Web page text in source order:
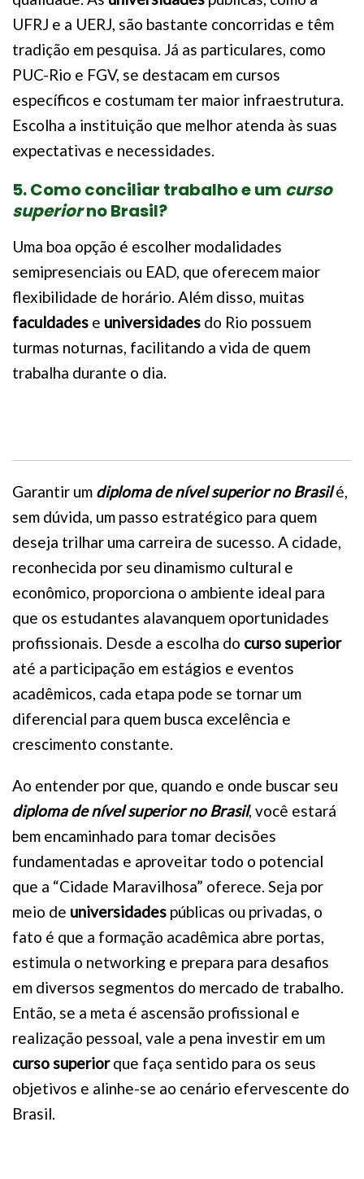
UFRJ e a UERJ, são bastante concorridas e têm
tradição em pesquisa. Já as particulares, como
PUC-Rio e FGV, se destacam em cursos
específicos e costumam ter maior infraestrutura.
Escolha a instituição que melhor atenda às suas
expectativas e necessidades.
5. Como conciliar trabalho e um curso
superiorno Brasil?
Uma boa opção é escolher modalidades
semipresenciais ou EAD, que oferecem maior
flexibilidade de horário. Além disso, muitas
faculdades e universidades do Rio possuem
turmas noturnas, facilitando a vida de quem
trabalha durante o dia.
Garantir um diploma de nível superior no Brasilé,
sem dúvida, um passo estratégico para quem
deseja trilhar uma carreira de sucesso. A cidade,
reconhecida por seu dinamismo cultural e
econômico, proporciona o ambiente ideal para
que os estudantes alavanquem oportunidades
profissionais. Desde a escolha do curso superior
até a participação em estágios e eventos
acadêmicos, cada etapa pode se tornar um
diferencial para quem busca excelência e
crescimento constante.
Ao entender por que, quando e onde buscar seu
diploma de nível superior no Brasil, você estará
bem encaminhado para tomar decisões
fundamentadas e aproveitar todo o potencial
que a “Cidade Maravilhosa” oferece. Seja por
meio de universidades públicas ou privadas, o
fato é que a formação acadêmica abre portas,
estimula o networking e prepara para desafios
em diversos segmentos do mercado de trabalho.
Então, se a meta é ascensão profissional e
realização pessoal, vale a pena investir em um
curso superiorque faça sentido para os seus
objetivos e alinhe-se ao cenário efervescente do
Brasil.